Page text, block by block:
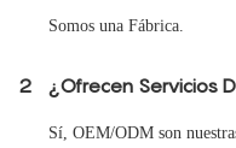
Somos una Fábrica.
2 ¿Ofrecen Servicios
Sí, OEM/ODM son